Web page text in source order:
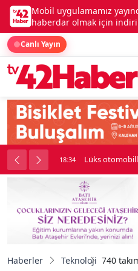
Mobil uygulamamız
haberdar olmak için
Canlı Yayın
kavga çıktı 18:34 Lüks
Haberler Teknoloji 740